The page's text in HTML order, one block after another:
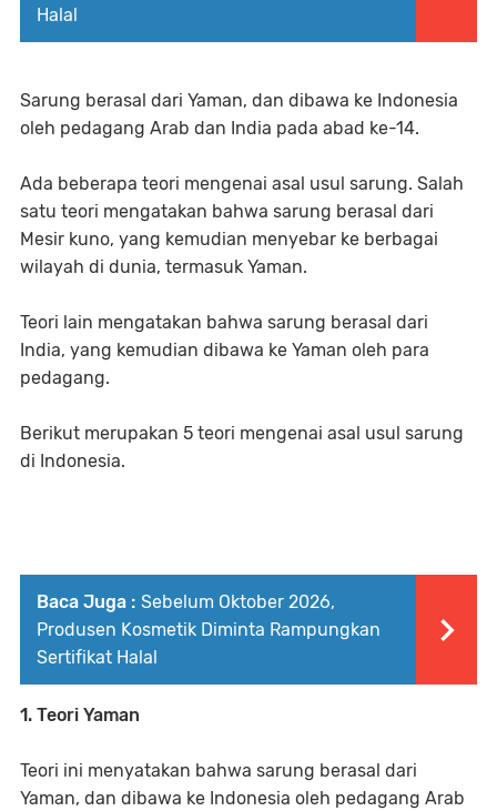
Halal
Sarung berasal dari Yaman, dan dibawa ke Indonesia
oleh pedagang Arab dan India pada abad ke-14.
Ada beberapa teori mengenai asal usul sarung. Salah
satu teori mengatakan bahwa sarung berasal dari
Mesir kuno, yang kemudian menyebar ke berbagai
wilayah di dunia, termasuk Yaman.
Teori lain mengatakan bahwa sarung berasal dari
India, yang kemudian dibawa ke Yaman oleh para
pedagang.
Berikut merupakan 5 teori mengenai asal usul sarung
di Indonesia.
Baca Juga : Sebelum Oktober 2026,
Produsen Kosmetik Diminta Rampungkan
Sertifikat Halal
1. Teori Yaman
Teori ini menyatakan bahwa sarung berasal dari
Yaman, dan dibawa ke Indonesia oleh pedagang Arab